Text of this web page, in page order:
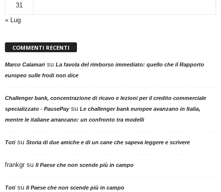
31
« Lug
COMMENTI RECENTI
Marco Calamarisu La favola del rimborso immediato: quello che il Rapporto
europeo sulle frodi non dice
Challenger bank, concentrazione di ricavo e lezioni per il credito commerciale
specializzato - PausePaysu Le challenger bank europee avanzano in Italia,
mentre le italiane arrancano: un confronto tra modelli
Totisu Storia di due amiche e di un cane che sapeva leggere e scrivere
frankgr su Il Paese che non scende più in campo
Totisu Il Paese che non scende più in campo